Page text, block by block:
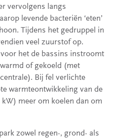
vervolgens langs
levende bacteriën ‘eten’
Tijdens het gedruppel in
veel zuurstof op.
het de bassins instroomt
of gekoeld (met
Bij fel verlichte
warmteontwikkeling van de
meer om koelen dan om
zowel regen-, grond- als